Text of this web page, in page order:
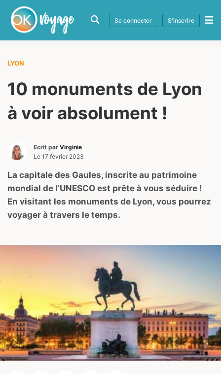
Se connecter S'inscrire
LYON
10 monuments de Lyon
à voir absolument !
Ecrit par Virginie
Le 17 février 2023
La capitale des Gaules, inscrite au patrimoine
mondial de l’UNESCO est prête à vous séduire !
En visitant les monuments de Lyon, vous pourrez
voyager à travers le temps.